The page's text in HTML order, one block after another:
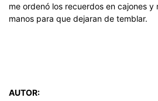
me ordenó los recuerdos en cajones y
manos para que dejaran de temblar.
AUTOR: